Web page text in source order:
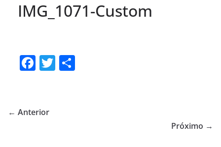
IMG_1071-Custom
F
e
T
← Anterior
Próximo →